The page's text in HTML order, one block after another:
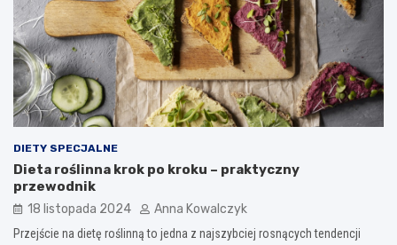
DIETY SPECJALNE
Dieta roślinna krok po kroku – praktyczny
przewodnik
18 listopada 2024 Anna Kowalczyk
Przejście na dietę roślinną to jedna z najszybciej rosnących tendencji